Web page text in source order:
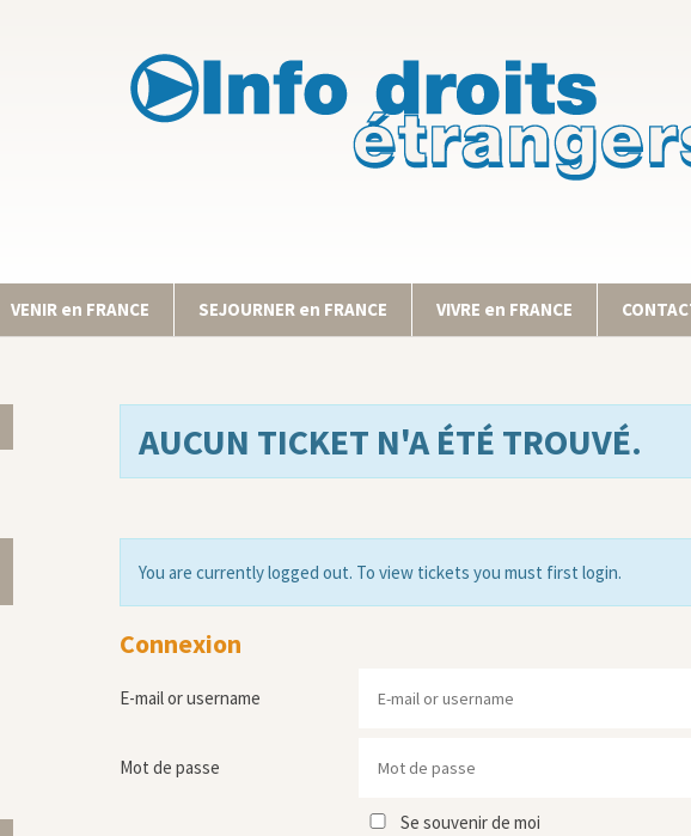
VENIR en FRANCE SEJOURNER en FRANCE VIVRE en FRANCE
AUCUN TICKET N'A ÉTÉ TROUVÉ.
You are currently logged out. To view tickets you must first login.
Connexion
E-mail or username
Mot de passe
Se souvenir de moi